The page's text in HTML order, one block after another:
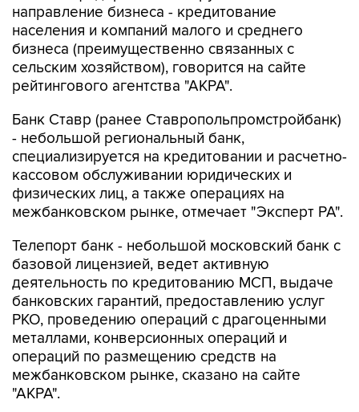
направление бизнеса - кредитование
населения и компаний малого и среднего
бизнеса (преимущественно связанных с
сельским хозяйством), говорится на сайте
рейтингового агентства "АКРА".
Банк Ставр (ранее Ставропольпромстройбанк)
- небольшой региональный банк,
специализируется на кредитовании и расчетно-
кассовом обслуживании юридических и
физических лиц, а также операциях на
межбанковском рынке, отмечает "Эксперт РА".
Телепорт банк - небольшой московский банк с
базовой лицензией, ведет активную
деятельность по кредитованию МСП, выдаче
банковских гарантий, предоставлению услуг
РКО, проведению операций с драгоценными
металлами, конверсионных операций и
операций по размещению средств на
межбанковском рынке, сказано на сайте
"АКРА".